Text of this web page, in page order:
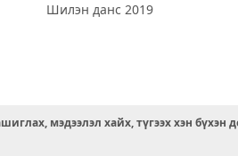
Шилэн данс 2019
мэдээлэл хайх, түгээх хэн